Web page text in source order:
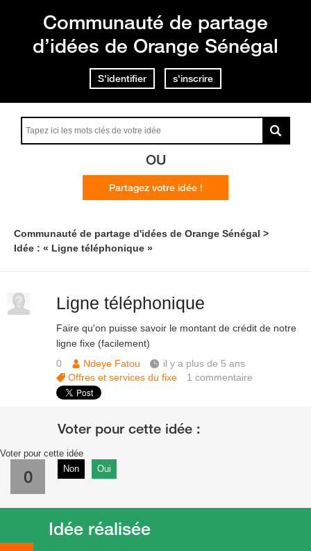
Communauté de partage
d’idées de Orange Sénégal
S'identifier s'inscrire
OU
Partagez votre idée !
Communauté de partage d'idées de Orange Sénégal
Idée : « Ligne téléphonique »
Ligne téléphonique
Faire qu'on puisse savoir le montant de crédit de notre
ligne fixe (facilement)
0
Ndeye Fatou
il y a plus de 5 ans
Offres et services du fixe
1commentaire
Voter pour cette idée
0 Non Oui
Idée réalisée